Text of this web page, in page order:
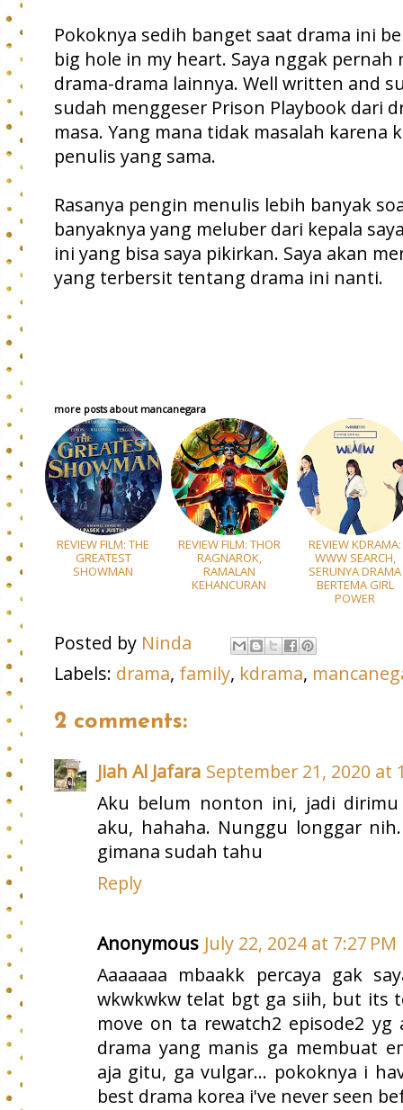
Pokoknya sedih banget saat drama ini
big hole in my heart. Saya nggak
drama-drama lainnya. Well written and
sudah menggeser Prison Playbook dari
masa. Yang mana tidak masalah karena
penulis yang sama.
Rasanya pengin menulis lebih banyak
banyaknya yang meluber dari kepala
ini yang bisa saya pikirkan. Saya akan
yang terbersit tentang drama ini nanti.
more posts about mancanegara
REVIEW FILM: THE
GREATEST
SHOWMAN
REVIEW FILM: THOR
RAGNAROK,
RAMALAN
KEHANCURAN
REVIEW KDRAMA:
WWW SEARCH,
SERUNYA DRAMA
BERTEMA GIRL
POWER
Posted by Ninda
Labels: drama, family, kdrama,
2 comments:
Jiah Al Jafara September 21, 2020 at
Aku belum nonton ini, jadi
aku, hahaha. Nunggu longgar
gimana sudah tahu
Reply
Anonymous July 22, 2024 at 7:27 PM
Aaaaaaa mbaakk percaya gak
wkwkwkw telat bgt ga siih, but its
move on ta rewatch2 episode2 yg
drama yang manis ga membuat
aja gitu, ga vulgar... pokoknya i
best drama korea i've never seen